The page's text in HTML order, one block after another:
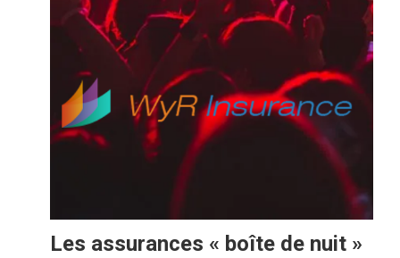
Les assurances « boîte de nuit »